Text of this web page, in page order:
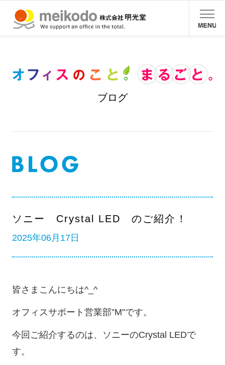
ブログ
ソニー Crystal LED のご紹介！
2025年06月17日
皆さまこんにちは^_^
オフィスサポート営業部”M”です。
今回ご紹介するのは、ソニーのCrystal LEDで
す。